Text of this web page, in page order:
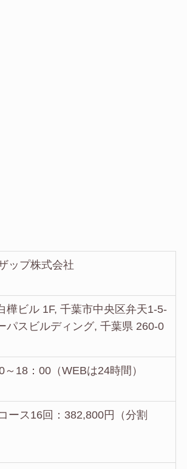
ップ株式会社
樺ビル 1F, 千葉市中央区弁天1-5-
パスビルディング, 千葉県 260-0
～18：00（WEBは24時間）
ース16回：382,800円（分割